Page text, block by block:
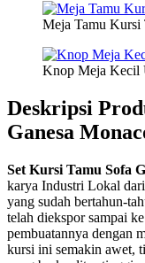
Meja Tamu Kursi
Knop Meja Kecil
Deskripsi
Ganesa
Set Kursi Tamu Sofa
karya Industri Lokal
yang sudah bertahun-
telah diekspor sampai
pembuatannya dengan
kursi ini semakin awet,